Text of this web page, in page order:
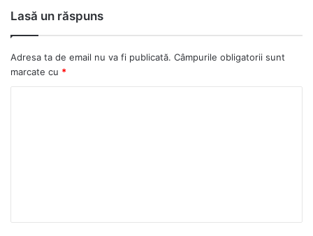
Lasă un răspuns
Adresa ta de email nu va fi publicată. Câmpurile obligatorii sunt
marcate cu *
a